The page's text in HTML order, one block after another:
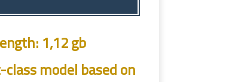
1,12 gb
model based on